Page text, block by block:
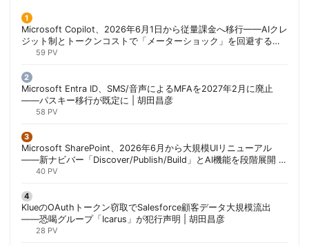
Microsoft Copilot、2026年6月1日から従量課金へ移行——AIクレ
ジット制とトークンコストで「メーターショック」を回避する方
法 | 胡田昌彦
59 PV
Microsoft Entra ID、SMS/音声によるMFAを2027年2月に廃止
——パスキー移行が既定に | 胡田昌彦
58 PV
Microsoft SharePoint、2026年6月から大規模UIリニューアル
——新ナビバー「Discover/Publish/Build」とAI機能を段階展開 |
胡田昌彦
40 PV
KlueのOAuthトークン窃取でSalesforce顧客データ大規模流出
——恐喝グループ「Icarus」が犯行声明 | 胡田昌彦
28 PV